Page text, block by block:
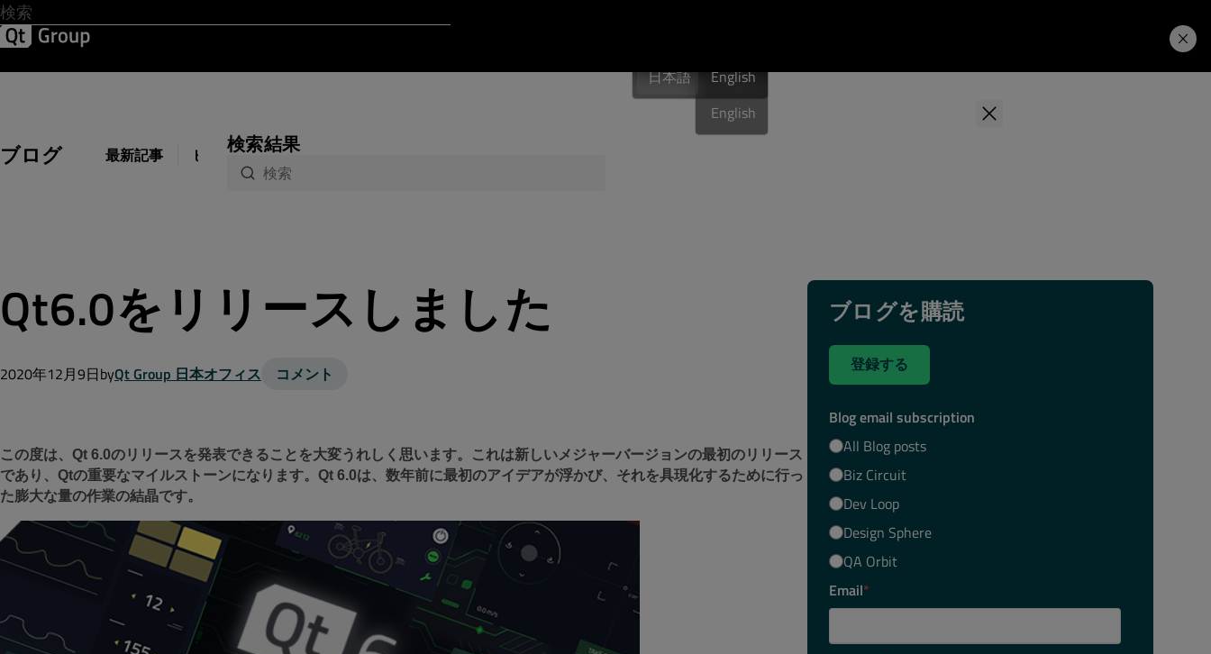
日本語
English
日本語 English
ブログ 最新記事 ビジネス 開発
検索結果
Qt6.0をリリースしました
2020年12月9日byQt Group 日本オフィス コメント
この度は、Qt 6.0のリリースを発表できることを大変うれしく思います。これは新しいメジャーバージョンの最初のリリース
であり、Qtの重要なマイルストーンになります。Qt 6.0は、数年前に最初のアイデアが浮かび、それを具現化するために行っ
た膨大な量の作業の結晶です。
ブログを購読
登録する
Blog email subscription
All Blog posts
Biz Circuit
Dev Loop
Design Sphere
QA Orbit
Email*